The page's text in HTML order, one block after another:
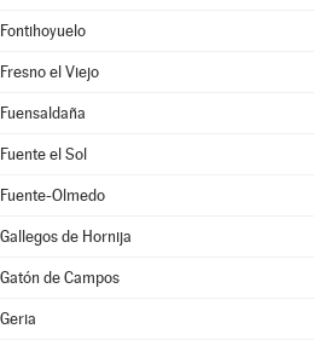
Fontihoyuelo
Fresno el Viejo
Fuensaldaña
Fuente el Sol
Fuente-Olmedo
Gallegos de Hornija
Gatón de Campos
Geria